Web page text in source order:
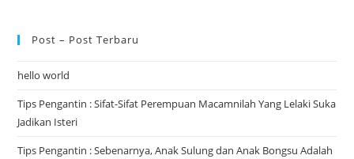
Post – Post Terbaru
hello world
Tips Pengantin : Sifat-Sifat Perempuan Macamnilah Yang Lelaki Suka
Jadikan Isteri
Tips Pengantin : Sebenarnya, Anak Sulung dan Anak Bongsu Adalah